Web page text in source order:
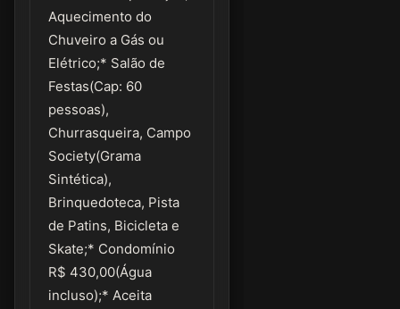
Aquecimento do
Chuveiro a Gás ou
Elétrico;* Salão de
Festas(Cap: 60
pessoas),
Churrasqueira, Campo
Society(Grama
Sintética),
Brinquedoteca, Pista
de Patins, Bicicleta e
Skate;* Condomínio
R$ 430,00(Água
incluso);* Aceita